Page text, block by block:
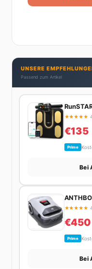
UNSERE
Passend zum Artikel
★★★★★
€135
Prime
Bei
★★★★★
€450
Prime
Bei